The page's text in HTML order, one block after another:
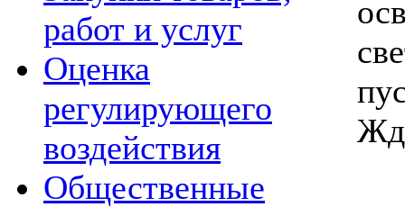
работ и услуг
Оценка
регулирующего
воздействия
Общественные